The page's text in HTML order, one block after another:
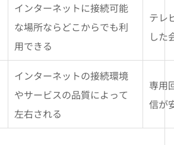
インターネットに接続可能
な場所ならどこからでも利
用できる
テレ
した
インターネットの接続環境
やサービスの品質によって
左右される
専用
信が